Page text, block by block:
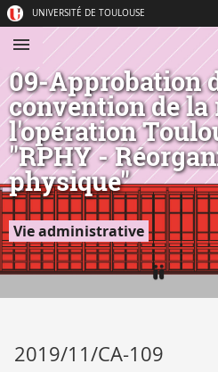
au
UNIVERSITÉ DE TOULOUSE
09-Approbation
convention de
l'opération
"RPHY -
physique"
Vie administrative
ACCUEIL
COMPRENDRE
INSTITUTIONNELLE
2019/11/CA-109